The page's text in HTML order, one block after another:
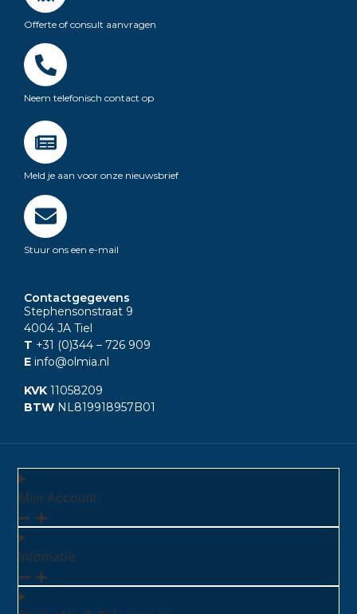
Offerte of consult aanvragen
Neem telefonisch contact op
Meld je aan voor onze nieuwsbrief
Stuur ons een e-mail
Contactgegevens
Stephensonstraat 9
4004 JA Tiel
T +31 (0)344 – 726 909
E info@olmia.nl
KVK 11058209
BTW NL819918957B01
Mijn Account
Infomatie